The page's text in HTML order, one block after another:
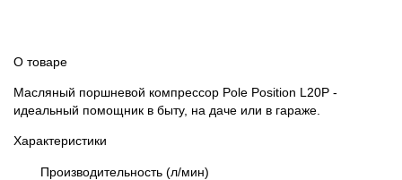
О товаре
Масляный поршневой компрессор Pole Position L20P -
идеальный помощник в быту, на даче или в гараже.
Характеристики
Производительность (л/мин)